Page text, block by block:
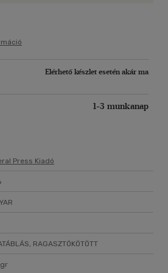
Elérhető készlet esetén akár ma
1-3 munkanap
Press Kiadó
RAGASZTÓKÖTÖTT